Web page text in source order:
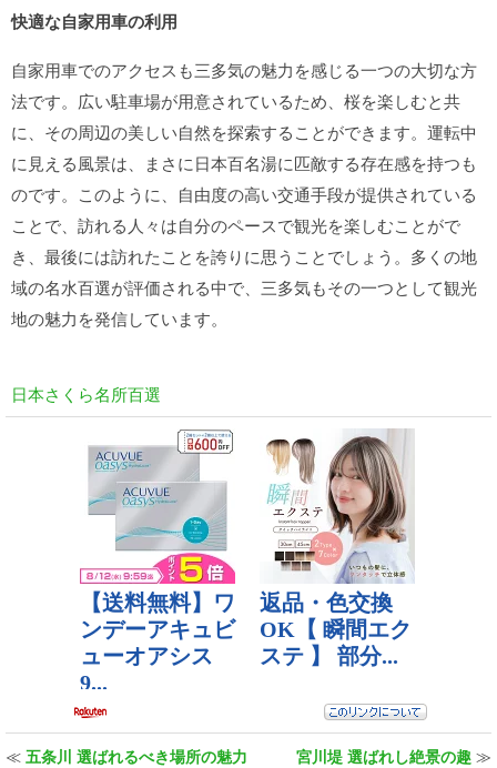
快適な自家用車の利用
自家用車でのアクセスも三多気の魅力を感じる一つの大切な方
法です。広い駐車場が用意されているため、桜を楽しむと共
に、その周辺の美しい自然を探索することができます。運転中
に見える風景は、まさに日本百名湯に匹敵する存在感を持つも
のです。このように、自由度の高い交通手段が提供されている
ことで、訪れる人々は自分のペースで観光を楽しむことがで
き、最後には訪れたことを誇りに思うことでしょう。多くの地
域の名水百選が評価される中で、三多気もその一つとして観光
地の魅力を発信しています。
日本さくら名所百選
≪ 五条川 選ばれるべき場所の魅力 宮川堤 選ばれし絶景の趣 ≫